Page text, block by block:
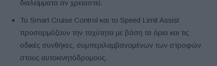
διαλείμματα αν χρειαστεί.
Το Smart Cruise Control και το Speed Limit Assist
προσαρμόζουν την ταχύτητα με βάση τα όρια και τις
οδικές συνθήκες, συμπεριλαμβανομένων των στροφών
στους αυτοκινητόδρομους.